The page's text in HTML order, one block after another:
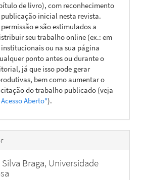
de livro), com reconhecimento
inicial nesta revista.
e são estimulados a
seu trabalho online (ex.: em
ou na sua página
ponto antes ou durante o
já que isso pode gerar
bem como aumentar o
do trabalho publicado (veja
Aberto").
Braga, Universidade